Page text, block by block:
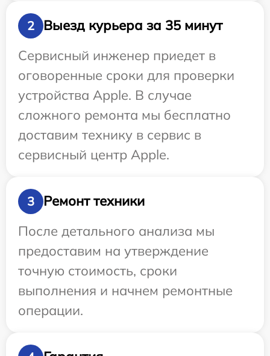
2
Выезд курьера за 35 минут
Сервисный инженер приедет в
оговоренные сроки для проверки
устройства Apple. В случае
сложного ремонта мы бесплатно
доставим технику в сервис в
сервисный центр Apple.
3
Ремонт техники
После детального анализа мы
предоставим на утверждение
точную стоимость, сроки
выполнения и начнем ремонтные
операции.